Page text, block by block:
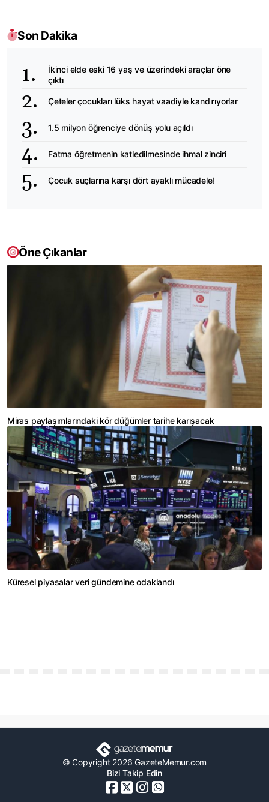
Son Dakika
İkinci elde eski 16 yaş ve üzerindeki araçlar öne
çıktı
Çeteler çocukları lüks hayat vaadiyle kandırıyorlar
1.5 milyon öğrenciye dönüş yolu açıldı
Fatma öğretmenin katledilmesinde ihmal zinciri
Çocuk suçlarına karşı dört ayaklı mücadele!
Öne Çıkanlar
Miras paylaşımlarındaki kör düğümler tarihe karışacak
Küresel piyasalar veri gündemine odaklandı
© Copyright 2026 GazeteMemur.com
Bizi Takip Edin